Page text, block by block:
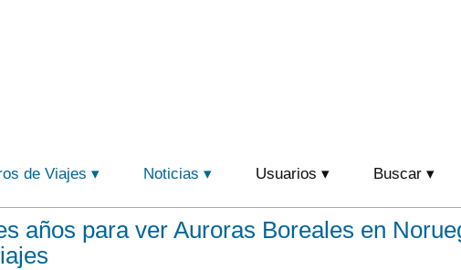
de Viajes Noticias Usuarios Buscar
años para ver Auroras Boreales en